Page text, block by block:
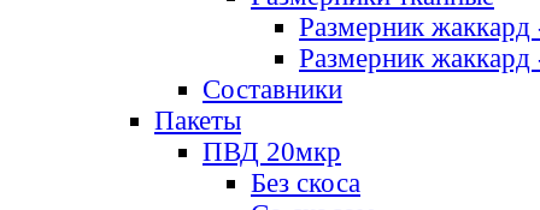
Размерник
Размерник
Составники
Пакеты
ПВД 20мкр
Без скоса